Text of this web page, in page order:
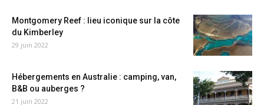
Montgomery Reef : lieu iconique sur la côte
du Kimberley
29 juin 2022
Hébergements en Australie : camping, van,
B&B ou auberges ?
21 juin 2022